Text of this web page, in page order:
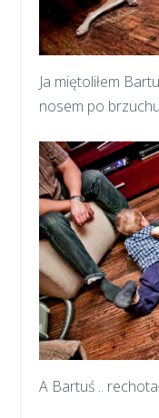
Ja miętoliłem
nosem po
A Bartuś ..